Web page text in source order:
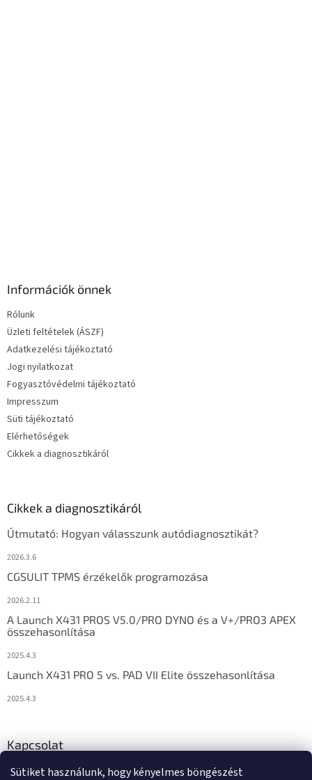
Sütiket használunk, hogy kényelmes böngészést
Információk önnek
Rólunk
Üzleti feltételek (ÁSZF)
Adatkezelési tájékoztató
Jogi nyilatkozat
Fogyasztóvédelmi tájékoztató
Impresszum
Süti tájékoztató
Elérhetőségek
Cikkek a diagnosztikáról
Cikkek a diagnosztikáról
Útmutató: Hogyan válasszunk autódiagnosztikát?
2026.3.6
CGSULIT TPMS érzékelők programozása
2026.2.11
A Launch X431 PROS V5.0/PRO DYNO és a V+/PRO3 APEX
összehasonlítása
2025.4.3
Launch X431 PRO 5 vs. PAD VII Elite összehasonlítása
2025.4.3
Kapcsolat
info@diagstore.hu